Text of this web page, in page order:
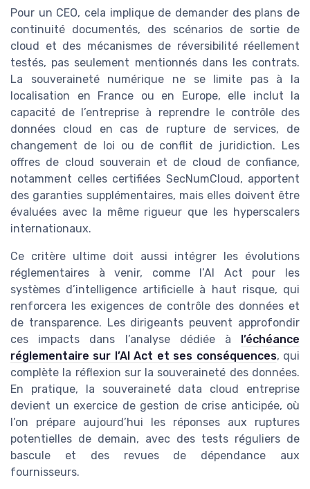
Pour un CEO, cela implique de demander des plans de
continuité documentés, des scénarios de sortie de
cloud et des mécanismes de réversibilité réellement
testés, pas seulement mentionnés dans les contrats.
La souveraineté numérique ne se limite pas à la
localisation en France ou en Europe, elle inclut la
capacité de l’entreprise à reprendre le contrôle des
données cloud en cas de rupture de services, de
changement de loi ou de conflit de juridiction. Les
offres de cloud souverain et de cloud de confiance,
notamment celles certifiées SecNumCloud, apportent
des garanties supplémentaires, mais elles doivent être
évaluées avec la même rigueur que les hyperscalers
internationaux.
Ce critère ultime doit aussi intégrer les évolutions
réglementaires à venir, comme l’AI Act pour les
systèmes d’intelligence artificielle à haut risque, qui
renforcera les exigences de contrôle des données et
de transparence. Les dirigeants peuvent approfondir
ces impacts dans l’analyse dédiée à l’échéance
réglementaire sur l’AI Act et ses conséquences, qui
complète la réflexion sur la souveraineté des données.
En pratique, la souveraineté data cloud entreprise
devient un exercice de gestion de crise anticipée, où
l’on prépare aujourd’hui les réponses aux ruptures
potentielles de demain, avec des tests réguliers de
bascule et des revues de dépendance aux
fournisseurs.